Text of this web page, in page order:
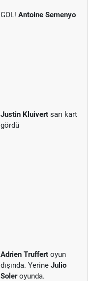
GOL! Antoine Semenyo
Justin Kluivert sarı kart
gördü
Adrien Truffert oyun
dışında. Yerine Julio
Soleroyunda.